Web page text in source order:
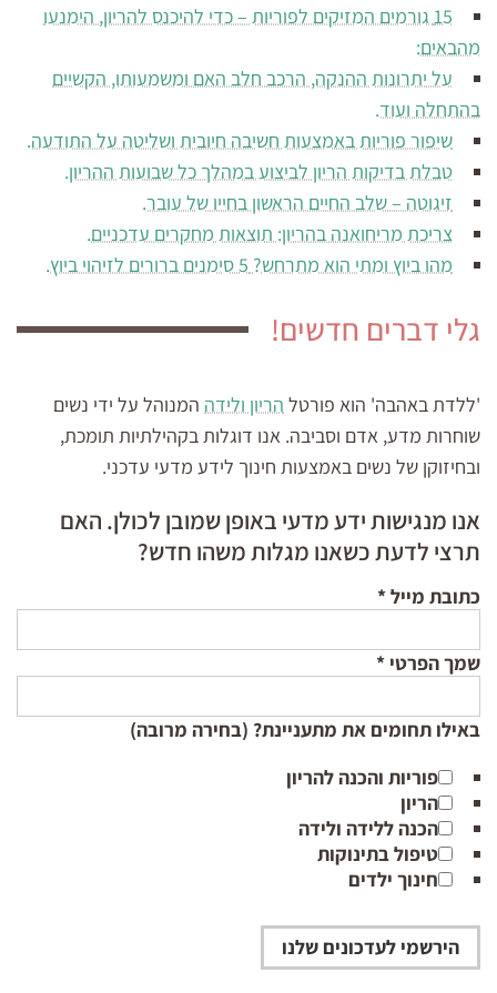
15 גורמים המזיקים לפוריות – כדי להיכנס להריון, הימנעו
מהבאים:
על יתרונות ההנקה, הרכב חלב האם ומשמעותו, הקשיים
בהתחלה ועוד.
שיפור פוריות באמצעות חשיבה חיובית ושליטה על התודעה.
טבלת בדיקות הריון לביצוע במהלך כל שבועות ההריון.
זיגוטה – שלב החיים הראשון בחייו של עובר.
צריכת מריחואנה בהריון: תוצאות מחקרים עדכניים.
מהו ביוץ ומתי הוא מתרחש? 5 סימנים ברורים לזיהוי ביוץ.
גלי דברים חדשים!
'ללדת באהבה' הוא פורטל הריון ולידה המנוהל על ידי נשים
שוחרות מדע, אדם וסביבה. אנו דוגלות בקהילתיות תומכת,
ובחיזוקן של נשים באמצעות חינוך לידע מדעי עדכני.
אנו מנגישות ידע מדעי באופן שמובן לכולן. האם
תרצי לדעת כשאנו מגלות משהו חדש?
כתובת מייל*
שמך הפרטי *
באילו תחומים את מתעניינת? (בחירה מרובה)
פוריות והכנה להריון
הריון
הכנה ללידה ולידה
טיפול בתינוקות
חינוך ילדים